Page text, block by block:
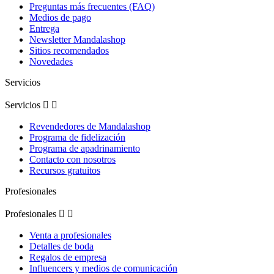
Preguntas más frecuentes (FAQ)
Medios de pago
Entrega
Newsletter Mandalashop
Sitios recomendados
Novedades
Servicios
Servicios  
Revendedores de Mandalashop
Programa de fidelización
Programa de apadrinamiento
Contacto con nosotros
Recursos gratuitos
Profesionales
Profesionales  
Venta a profesionales
Detalles de boda
Regalos de empresa
Influencers y medios de comunicación